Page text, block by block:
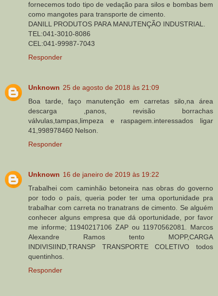
fornecemos todo tipo de vedação para silos e bombas bem
como mangotes para transporte de cimento.
DANILL PRODUTOS PARA MANUTENÇÃO INDUSTRIAL.
TEL:041-3010-8086
CEL:041-99987-7043
Responder
Unknown 25 de agosto de 2018 às 21:09
Boa tarde, faço manutenção em carretas silo,na área
descarga ,panos, revisão borrachas
válvulas,tampas,limpeza e raspagem.interessados ligar
41,998978460 Nelson.
Responder
Unknown 16 de janeiro de 2019 às 19:22
Trabalhei com caminhão betoneira nas obras do governo
por todo o país, queria poder ter uma oportunidade pra
trabalhar com carreta no tranatrans de cimento. Se alguém
conhecer alguns empresa que dá oportunidade, por favor
me informe; 11940217106 ZAP ou 11970562081. Marcos
Alexandre Ramos tento MOPP,CARGA
INDIVISIIND,TRANSP TRANSPORTE COLETIVO todos
quentinhos.
Responder